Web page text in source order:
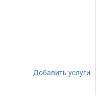
Добавить услуги